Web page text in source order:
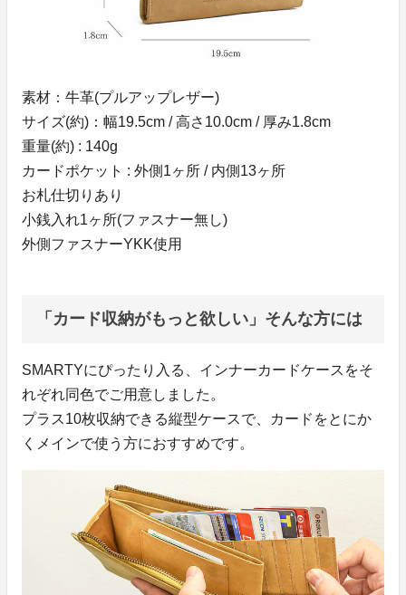
素材：牛革(プルアップレザー)
サイズ(約)：幅19.5cm / 高さ10.0cm / 厚み1.8cm
重量(約) : 140g
カードポケット : 外側1ヶ所 / 内側13ヶ所
お札仕切りあり
小銭入れ1ヶ所(ファスナー無し)
外側ファスナーYKK使用
「カード収納がもっと欲しい」そんな方には
SMARTYにぴったり入る、インナーカードケースをそ
れぞれ同色でご用意しました。
プラス10枚収納できる縦型ケースで、カードをとにか
くメインで使う方におすすめです。